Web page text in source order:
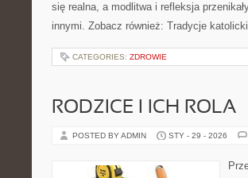
się realna, a modlitwa i refleksja
innymi. Zobacz również: Tradycje
CATEGORIES: ZDROWIE
RODZICE I ICH ROLA
POSTED BY ADMIN STY - 29 - 2026